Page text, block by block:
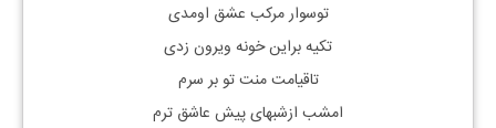
توسوار مرکب عشق اومدی
تکیه براین خونه ویرون زدی
تاقیامت منت تو بر سرم
امشب ازشبهای پیش عاشق ترم